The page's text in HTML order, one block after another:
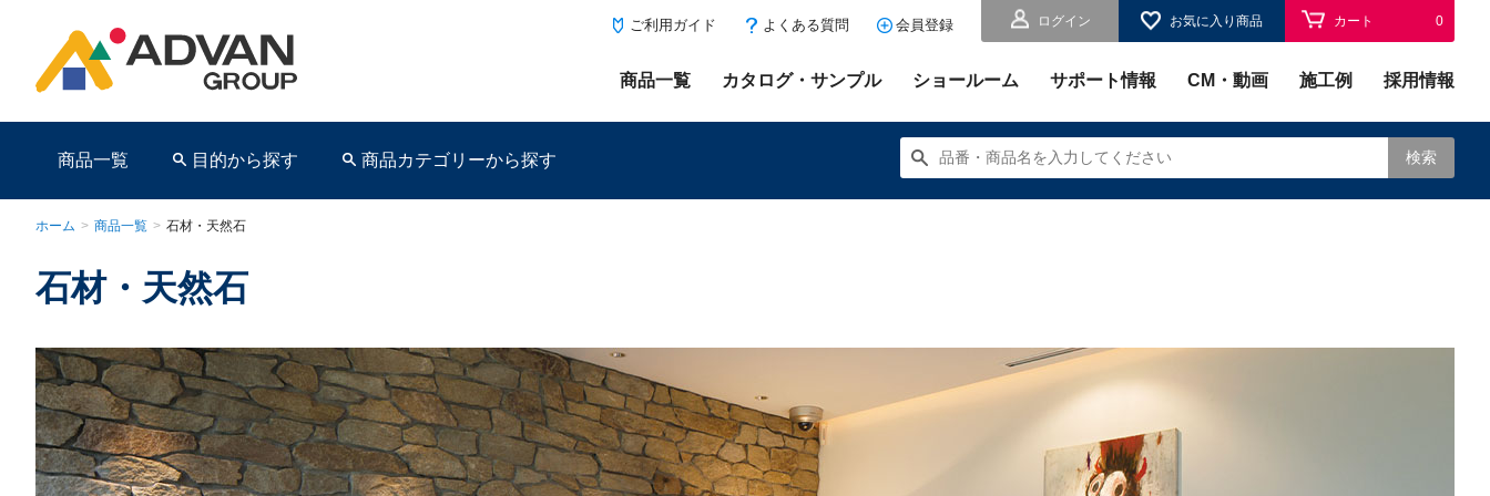
ログイン お気に入り商品 カート 0
ご利用ガイド よくある質問 会員登録
商品一覧 カタログ・サンプル ショールーム サポート情報 CM・動画 施工例 採用情報
商品一覧 目的から探す 商品カテゴリーから探す 検索
ホーム > 商品一覧 > 石材・天然石
石材・天然石